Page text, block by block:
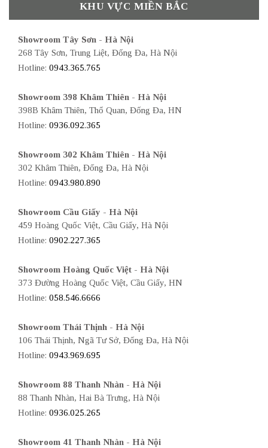
KHU VỰC MIỀN BẮC
Showroom Tây Sơn - Hà Nội
268 Tây Sơn, Trung Liệt, Đống Đa, Hà Nội
Hotline: 0943.365.765
Showroom 398 Khâm Thiên - Hà Nội
398B Khâm Thiên, Thổ Quan, Đống Đa, HN
Hotline: 0936.092.365
Showroom 302 Khâm Thiên - Hà Nội
302 Khâm Thiên, Đống Đa, Hà Nội
Hotline: 0943.980.890
Showroom Cầu Giấy - Hà Nội
459 Hoàng Quốc Việt, Cầu Giấy, Hà Nội
Hotline: 0902.227.365
Showroom Hoàng Quốc Việt - Hà Nội
373 Đường Hoàng Quốc Việt, Cầu Giấy, HN
Hotline: 058.546.6666
Showroom Thái Thịnh - Hà Nội
106 Thái Thịnh, Ngã Tư Sở, Đống Đa, Hà Nội
Hotline: 0943.969.695
Showroom 88 Thanh Nhàn - Hà Nội
88 Thanh Nhàn, Hai Bà Trưng, Hà Nội
Hotline: 0936.025.265
Showroom 41 Thanh Nhàn - Hà Nội